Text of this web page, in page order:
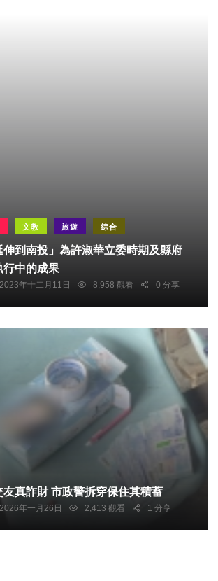
文教 旅遊 綜合
伸到南投」為許淑華立委時期及縣府
行中的成果
2023年十二月11日 8,958 觀看 0 分享
老翁誤中假交友真詐財 市政警拆穿保住其積蓄
2026年一月26日 2,413 觀看 1 分享